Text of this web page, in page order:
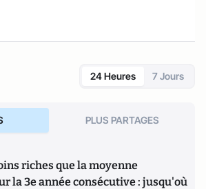
dans les rapports entre la
24 Heures 7 Jours
PLUS PARTAGES
riches que la moyenne
la 3e année consécutive : jusqu'où